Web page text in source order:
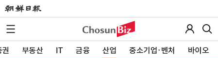
부동산 IT 금융 산업 중소기업·벤처 바이오